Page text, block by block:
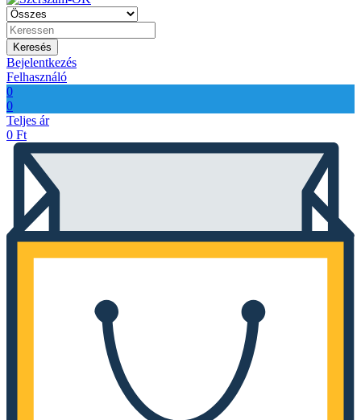
Keresés
Bejelentkezés
Felhasználó
0
0
Teljes ár
0 Ft